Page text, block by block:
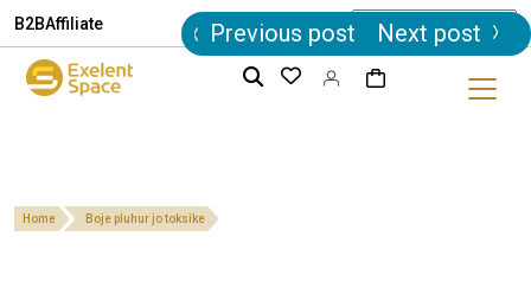
B2BAffiliate
Home Boje pluhur jo toksike
Post
navigation
Previous post Next post